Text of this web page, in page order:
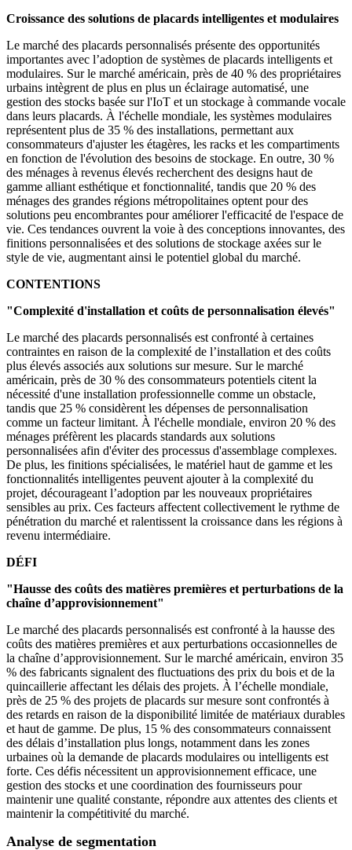
Croissance des solutions de placards intelligentes et modulaires
Le marché des placards personnalisés présente des opportunités
importantes avec l’adoption de systèmes de placards intelligents et
modulaires. Sur le marché américain, près de 40 % des propriétaires
urbains intègrent de plus en plus un éclairage automatisé, une
gestion des stocks basée sur l'IoT et un stockage à commande vocale
dans leurs placards. À l'échelle mondiale, les systèmes modulaires
représentent plus de 35 % des installations, permettant aux
consommateurs d'ajuster les étagères, les racks et les compartiments
en fonction de l'évolution des besoins de stockage. En outre, 30 %
des ménages à revenus élevés recherchent des designs haut de
gamme alliant esthétique et fonctionnalité, tandis que 20 % des
ménages des grandes régions métropolitaines optent pour des
solutions peu encombrantes pour améliorer l'efficacité de l'espace de
vie. Ces tendances ouvrent la voie à des conceptions innovantes, des
finitions personnalisées et des solutions de stockage axées sur le
style de vie, augmentant ainsi le potentiel global du marché.
CONTENTIONS
"Complexité d'installation et coûts de personnalisation élevés"
Le marché des placards personnalisés est confronté à certaines
contraintes en raison de la complexité de l’installation et des coûts
plus élevés associés aux solutions sur mesure. Sur le marché
américain, près de 30 % des consommateurs potentiels citent la
nécessité d'une installation professionnelle comme un obstacle,
tandis que 25 % considèrent les dépenses de personnalisation
comme un facteur limitant. À l'échelle mondiale, environ 20 % des
ménages préfèrent les placards standards aux solutions
personnalisées afin d'éviter des processus d'assemblage complexes.
De plus, les finitions spécialisées, le matériel haut de gamme et les
fonctionnalités intelligentes peuvent ajouter à la complexité du
projet, décourageant l’adoption par les nouveaux propriétaires
sensibles au prix. Ces facteurs affectent collectivement le rythme de
pénétration du marché et ralentissent la croissance dans les régions à
revenu intermédiaire.
DÉFI
"Hausse des coûts des matières premières et perturbations de la
chaîne d’approvisionnement"
Le marché des placards personnalisés est confronté à la hausse des
coûts des matières premières et aux perturbations occasionnelles de
la chaîne d’approvisionnement. Sur le marché américain, environ 35
% des fabricants signalent des fluctuations des prix du bois et de la
quincaillerie affectant les délais des projets. À l’échelle mondiale,
près de 25 % des projets de placards sur mesure sont confrontés à
des retards en raison de la disponibilité limitée de matériaux durables
et haut de gamme. De plus, 15 % des consommateurs connaissent
des délais d’installation plus longs, notamment dans les zones
urbaines où la demande de placards modulaires ou intelligents est
forte. Ces défis nécessitent un approvisionnement efficace, une
gestion des stocks et une coordination des fournisseurs pour
maintenir une qualité constante, répondre aux attentes des clients et
maintenir la compétitivité du marché.
Analyse de segmentation